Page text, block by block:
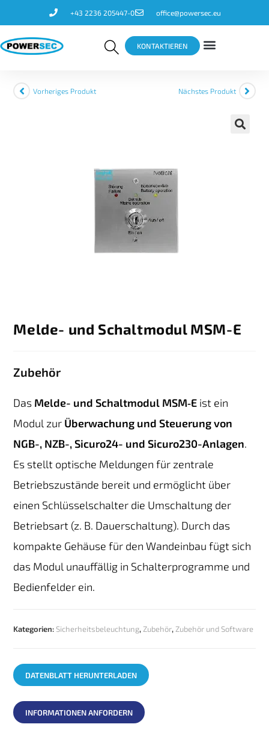
+43 2236 205447-0 office@powersec.eu
KONTAKTIEREN
Vorheriges Produkt Nächstes Produkt
Melde- und Schaltmodul MSM-E
Zubehör
Das Melde- und Schaltmodul MSM‑E ist ein
Modul zur Überwachung und Steuerung von
NGB-, NZB-, Sicuro24- und Sicuro230-Anlagen.
Es stellt optische Meldungen für zentrale
Betriebszustände bereit und ermöglicht über
einen Schlüsselschalter die Umschaltung der
Betriebsart (z. B. Dauerschaltung). Durch das
kompakte Gehäuse für den Wandeinbau fügt sich
das Modul unauffällig in Schalterprogramme und
Bedienfelder ein.
Kategorien: Sicherheitsbeleuchtung,Zubehör,Zubehör und Software
DATENBLATT HERUNTERLADEN
INFORMATIONEN ANFORDERN